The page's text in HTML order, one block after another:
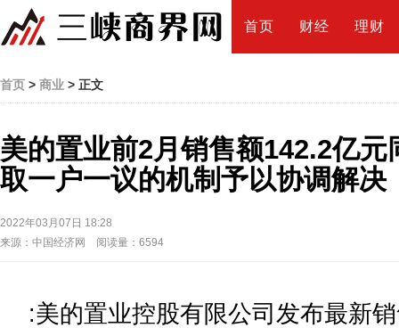
首页 财经 理财
首页 > 商业 > 正文
美的置业前2月销售额142.2亿元
取一户一议的机制予以协调解决
2022年03月07日 18:28
来源：中国经济网 阅读量：6594
:美的置业控股有限公司发布最新